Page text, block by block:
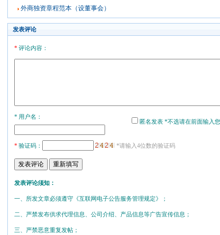
外商独资章程范本（设董事会）
发表评论
*评论内容：
* 用户名：
匿名发表 *不选请在前面输入
*验证码： *请输入4位数的验证码
发表评论须知：
一、所发文章必须遵守《互联网电子公告服务管理规定》；
二、严禁发布供求代理信息、公司介绍、产品信息等广告宣传信息；
三、严禁恶意重复发帖；